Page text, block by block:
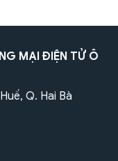
MẠI ĐIỆN TỬ Ô
Q. Hai Bà